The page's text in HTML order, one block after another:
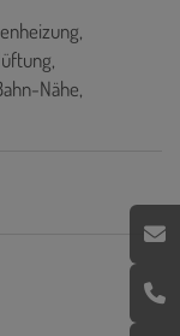
Nähe